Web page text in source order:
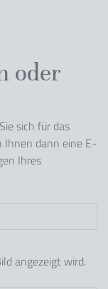
oder
sich für das
Ihnen dann eine E-
Ihres
angezeigt wird.